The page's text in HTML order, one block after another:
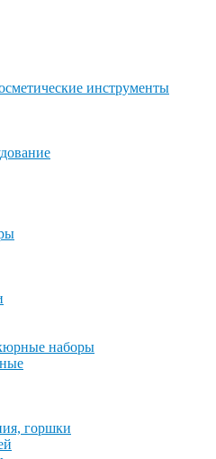
инструменты
наборы
горшки